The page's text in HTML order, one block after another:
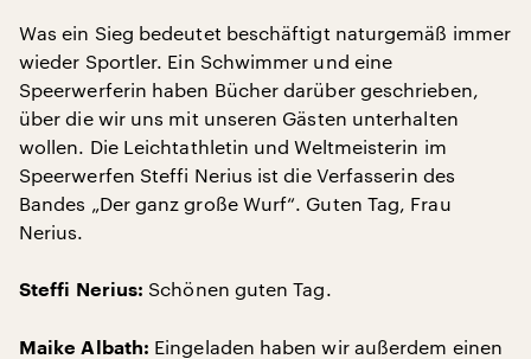
Was ein Sieg bedeutet beschäftigt naturgemäß immer
wieder Sportler. Ein Schwimmer und eine
Speerwerferin haben Bücher darüber geschrieben,
über die wir uns mit unseren Gästen unterhalten
wollen. Die Leichtathletin und Weltmeisterin im
Speerwerfen Steffi Nerius ist die Verfasserin des
Bandes „Der ganz große Wurf“. Guten Tag, Frau
Nerius.
Steffi Nerius: Schönen guten Tag.
Maike Albath: Eingeladen haben wir außerdem einen